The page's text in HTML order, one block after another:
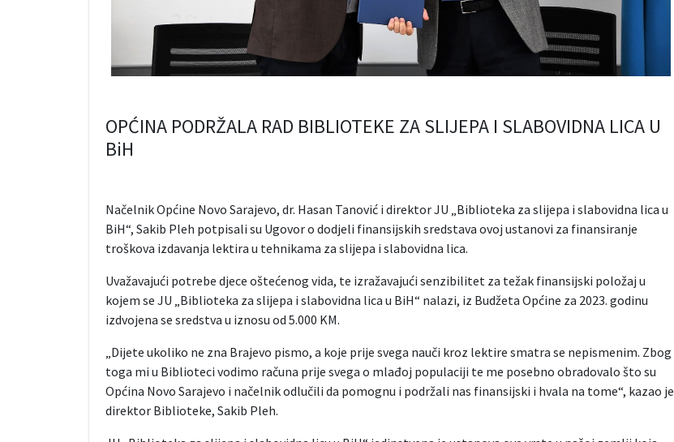
OPĆINA PODRŽALA RAD BIBLIOTEKE ZA SLIJEPA I SLABOVIDNA LICA U
BiH
Načelnik Općine Novo Sarajevo, dr. Hasan Tanović i direktor JU „Biblioteka za slijepa i slabovidna lica u
BiH“, Sakib Pleh potpisali su Ugovor o dodjeli finansijskih sredstava ovoj ustanovi za finansiranje
troškova izdavanja lektira u tehnikama za slijepa i slabovidna lica.
Uvažavajući potrebe djece oštećenog vida, te izražavajući senzibilitet za težak finansijski položaj u
kojem se JU „Biblioteka za slijepa i slabovidna lica u BiH“ nalazi, iz Budžeta Općine za 2023. godinu
izdvojena se sredstva u iznosu od 5.000 KM.
„Dijete ukoliko ne zna Brajevo pismo, a koje prije svega nauči kroz lektire smatra se nepismenim. Zbog
toga mi u Biblioteci vodimo računa prije svega o mlađoj populaciji te me posebno obradovalo što su
Općina Novo Sarajevo i načelnik odlučili da pomognu i podržali nas finansijski i hvala na tome“, kazao je
direktor Biblioteke, Sakib Pleh.